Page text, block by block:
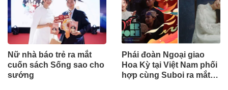
Nữ nhà báo trẻ ra mắt
cuốn sách Sống sao cho
sướng
Phái đoàn Ngoại giao
Hoa Kỳ tại Việt Nam phối
hợp cùng Suboi ra mắt